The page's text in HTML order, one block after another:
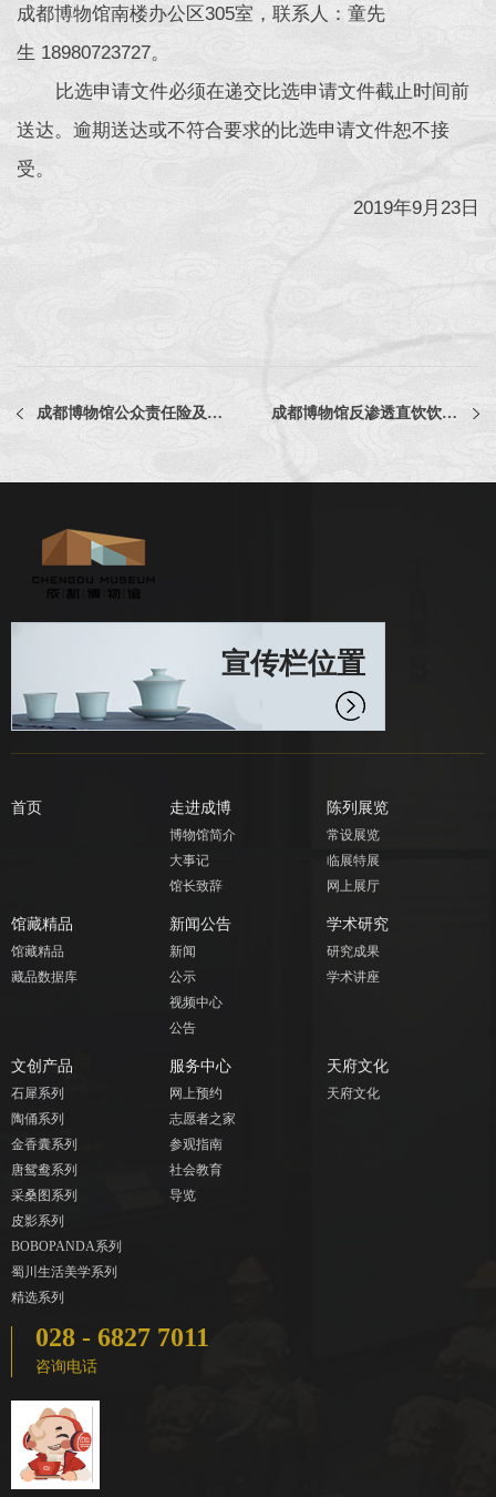
成都博物馆南楼办公区305室，联系人：童先
生 18980723727。
比选申请文件必须在递交比选申请文件截止时间前
送达。逾期送达或不符合要求的比选申请文件恕不接
受。
2019年9月23日
成都博物馆公众责任险及电梯责任险承保单位采购项目中选公告 成都博物馆反渗透直饮饮水机滤芯定期更换采购比选公告
宣传栏位置
首页 走进成博
博物馆简介
大事记
馆长致辞
陈列展览
常设展览
临展特展
网上展厅
馆藏精品
馆藏精品
藏品数据库
新闻公告
新闻
公示
视频中心
公告
学术研究
研究成果
学术讲座
文创产品
石犀系列
陶俑系列
金香囊系列
唐鸳鸯系列
采桑图系列
皮影系列
BOBOPANDA系列
蜀川生活美学系列
精选系列
服务中心
网上预约
志愿者之家
参观指南
社会教育
导览
天府文化
天府文化
028 - 6827 7011
咨询电话